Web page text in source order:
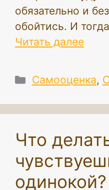
обязательно и
обойтись. И
Читать далее
Рубрики
Самооценка,
Что